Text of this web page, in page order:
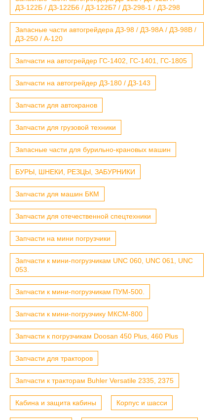
ДЗ-122Б / ДЗ-122Б6 / ДЗ-122Б7 / ДЗ-298-1 / ДЗ-298
Запасные части автогрейдера ДЗ-98 / ДЗ-98А / ДЗ-98В /
ДЗ-250 / А-120
Запчасти на автогрейдер ГС-1402, ГС-1401, ГС-1805
Запчасти на автогрейдер ДЗ-180 / ДЗ-143
Запчасти для автокранов
Запчасти для грузовой техники
Запасные части для бурильно-крановых машин
БУРЫ, ШНЕКИ, РЕЗЦЫ, ЗАБУРНИКИ
Запчасти для машин БКМ
Запчасти для отечественной спецтехники
Запчасти на мини погрузчики
Запчасти к мини-погрузчикам UNC 060, UNC 061, UNC
053.
Запчасти к мини-погрузчикам ПУМ-500.
Запчасти к мини-погрузчику МКСМ-800
Запчасти к погрузчикам Doosan 450 Plus, 460 Plus
Запчасти для тракторов
Запчасти к тракторам Buhler Versatile 2335, 2375
Кабина и защита кабины Корпус и шасси